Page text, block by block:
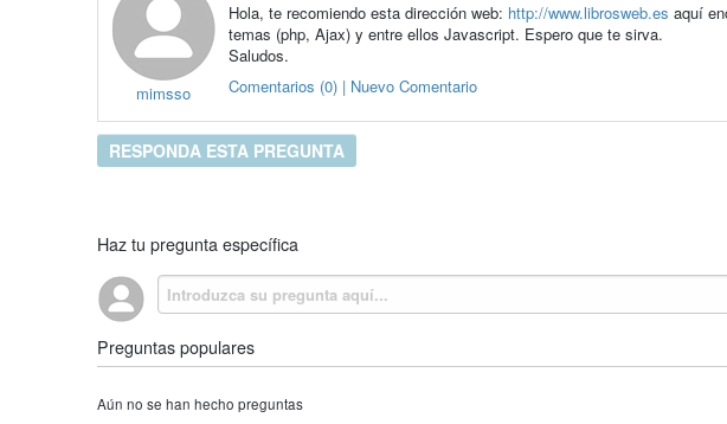
mimsso
Hola, te recomiendo esta dirección web: http://www.librosweb.es aquí
temas (php, Ajax) y entre ellos Javascript. Espero que te sirva.
Saludos.
Comentarios (0) | Nuevo Comentario
RESPONDA ESTA PREGUNTA
Haz tu pregunta específica
Preguntas populares
Aún no se han hecho preguntas